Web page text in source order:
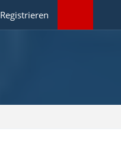
Registrieren